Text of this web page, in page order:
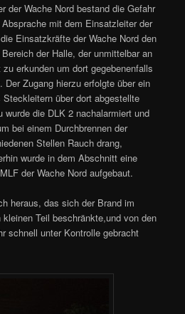
der Wache Nord bestand die Gefahr
mit dem Einsatzleiter der
Einsatzkräfte der Wache Nord den
der Halle, der unmittelbar an
erkunden um dort gegebenenfalls
Der Zugang hierzu erfolgte über ein
über dort abgestellte
wurde die DLK 2 nachalarmiert und
bei einem Durchbrennen der
Stellen Rauch drang,
wurde in dem Abschnitt eine
der Wache Nord aufgebaut.
heraus, das sich der Brand im
Teil beschränkte,und von den
schnell unter Kontrolle gebracht